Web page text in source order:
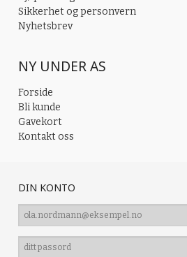
Sikkerhet og personvern
Nyhetsbrev
NY UNDER AS
Forside
Bli kunde
Gavekort
Kontakt oss
DIN KONTO